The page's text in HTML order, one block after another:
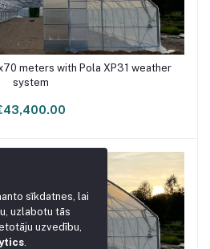
Add to cart
meters with Pola XP31 weather
system
sīkdatnes, lai
uzlabotu tās
uzvedību,